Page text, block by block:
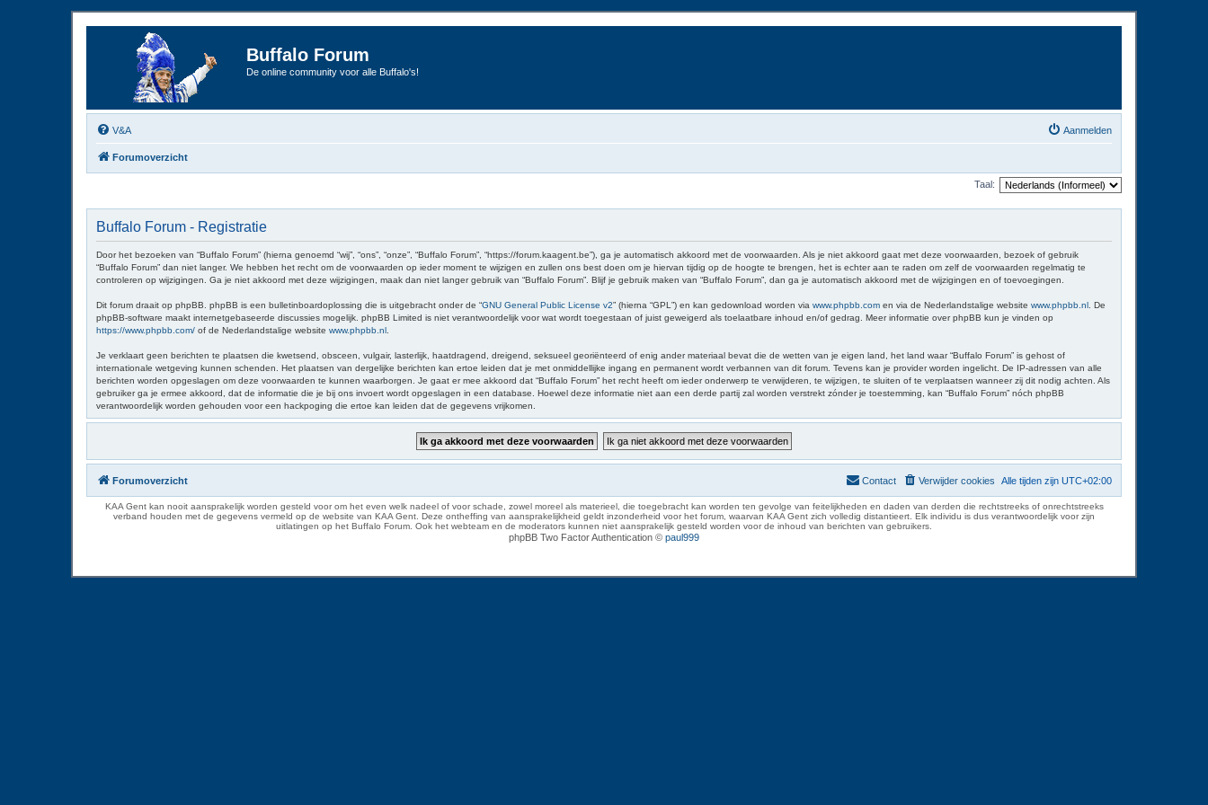
Buffalo Forum
De online community voor alle Buffalo's!
V&A Aanmelden
Forumoverzicht
Taal:
Buffalo Forum - Registratie
Door het bezoeken van “Buffalo Forum” (hierna genoemd “wij”, “ons”, “onze”, “Buffalo Forum”, “https://forum.kaagent.be”), ga je automatisch akkoord met de voorwaarden. Als je niet akkoord gaat met deze voorwaarden, bezoek of gebruik
“Buffalo Forum” dan niet langer. We hebben het recht om de voorwaarden op ieder moment te wijzigen en zullen ons best doen om je hiervan tijdig op de hoogte te brengen, het is echter aan te raden om zelf de voorwaarden regelmatig te
controleren op wijzigingen. Ga je niet akkoord met deze wijzigingen, maak dan niet langer gebruik van “Buffalo Forum”. Blijf je gebruik maken van “Buffalo Forum”, dan ga je automatisch akkoord met de wijzigingen en of toevoegingen.
Dit forum draait op phpBB. phpBB is een bulletinboardoplossing die is uitgebracht onder de “GNU General Public License v2” (hierna “GPL”) en kan gedownload worden via www.phpbb.com en via de Nederlandstalige website www.phpbb.nl . De
phpBB-software maakt internetgebaseerde discussies mogelijk. phpBB Limited is niet verantwoordelijk voor wat wordt toegestaan of juist geweigerd als toelaatbare inhoud en/of gedrag. Meer informatie over phpBB kun je vinden op
https://www.phpbb.com/ of de Nederlandstalige website www.phpbb.nl
Je verklaart geen berichten te plaatsen die kwetsend, obsceen, vulgair, lasterlijk, haatdragend, dreigend, seksueel georiënteerd of enig ander materiaal bevat die de wetten van je eigen land, het land waar “Buffalo Forum” is gehost of
internationale wetgeving kunnen schenden. Het plaatsen van dergelijke berichten kan ertoe leiden dat je met onmiddellijke ingang en permanent wordt verbannen van dit forum. Tevens kan je provider worden ingelicht. De IP-adressen van alle
berichten worden opgeslagen om deze voorwaarden te kunnen waarborgen. Je gaat er mee akkoord dat “Buffalo Forum” het recht heeft om ieder onderwerp te verwijderen, te wijzigen, te sluiten of te verplaatsen wanneer zij dit nodig achten. Als
gebruiker ga je ermee akkoord, dat de informatie die je bij ons invoert wordt opgeslagen in een database. Hoewel deze informatie niet aan een derde partij zal worden verstrekt zónder je toestemming, kan “Buffalo Forum” nóch phpBB
verantwoordelijk worden gehouden voor een hackpoging die ertoe kan leiden dat de gegevens vrijkomen.
Forumoverzicht Alle tijden zijn UTC+02:00
Verwijder cookies
Contact
KAA Gent kan nooit aansprakelijk worden gesteld voor om het even welk nadeel of voor schade, zowel moreel als materieel, die toegebracht kan worden ten gevolge van feitelijkheden en daden van derden die rechtstreeks of onrechtstreeks
verband houden met de gegevens vermeld op de website van KAA Gent. Deze ontheffing van aansprakelijkheid geldt inzonderheid voor het forum, waarvan KAA Gent zich volledig distantieert. Elk individu is dus verantwoordelijk voor zijn
uitlatingen op het Buffalo Forum. Ook het webteam en de moderators kunnen niet aansprakelijk gesteld worden voor de inhoud van berichten van gebruikers.
phpBB Two Factor Authentication © paul999